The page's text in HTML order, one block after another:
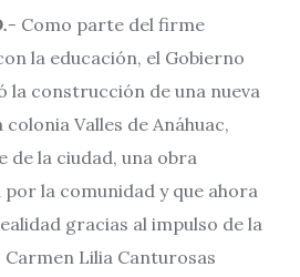
Como parte del firme
la educación, el Gobierno
la construcción de una nueva
Valles de Anáhuac,
de la ciudad, una obra
la comunidad y que ahora
gracias al impulso de la
Lilia Canturosas